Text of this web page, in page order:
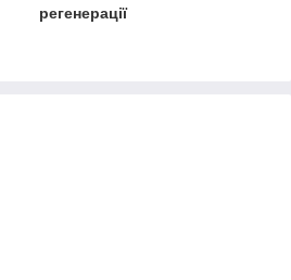
регенерації